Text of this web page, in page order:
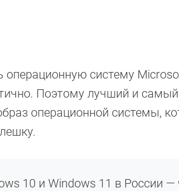
операционную систему
Поэтому лучший и самый
операционной системы,
10 и Windows 11 в России —